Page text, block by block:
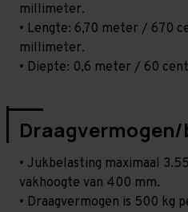
millimeter.
• Lengte: 6,70 meter / 670
millimeter.
• Diepte: 0,6 meter / 60
• Jukbelasting maximaal
vakhoogte van 400 mm.
• Draagvermogen is 500 kg